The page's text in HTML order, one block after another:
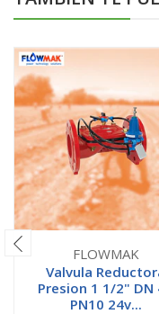
FLOWMAK
Valvula
Presion 1 1/2" DN
PN10 24v...